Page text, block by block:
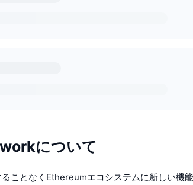
について
ことなくEthereumエコシステムに新しい機